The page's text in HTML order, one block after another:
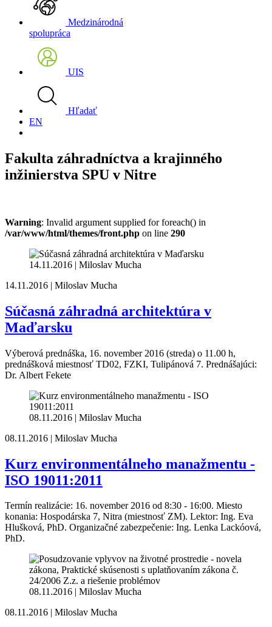
Medzinárodná
spolupráca
UIS
Hľadať
EN
Fakulta záhradníctva a krajinného
inžinierstva SPU v Nitre
Warning: Invalid argument supplied for foreach() in
/var/www/html/themes/front.php on line 290
14.11.2016 | Miloslav Mucha
14.11.2016 | Miloslav Mucha
Súčasná záhradná architektúra v
Maďarsku
Výberová prednáška, 16. november 2016 (streda) o 11.00 h,
prednášková miestnosť TD02, FZKI, Tulipánová 7. Prednášajúci:
Dr. Albert Fekete
08.11.2016 | Miloslav Mucha
08.11.2016 | Miloslav Mucha
Kurz environmentálneho manažmentu -
ISO 19011:2011
Termín realizácie: 16. november 2016 od 8:30 - 16:00. Miesto
konania: Hospodárska 7, Nitra (miestnosť ZM). Lektor: Ing. Eva
Hlušková, PhD. Organizačné zabezpečenie: Ing. Lenka Lackóová,
PhD.
08.11.2016 | Miloslav Mucha
08.11.2016 | Miloslav Mucha